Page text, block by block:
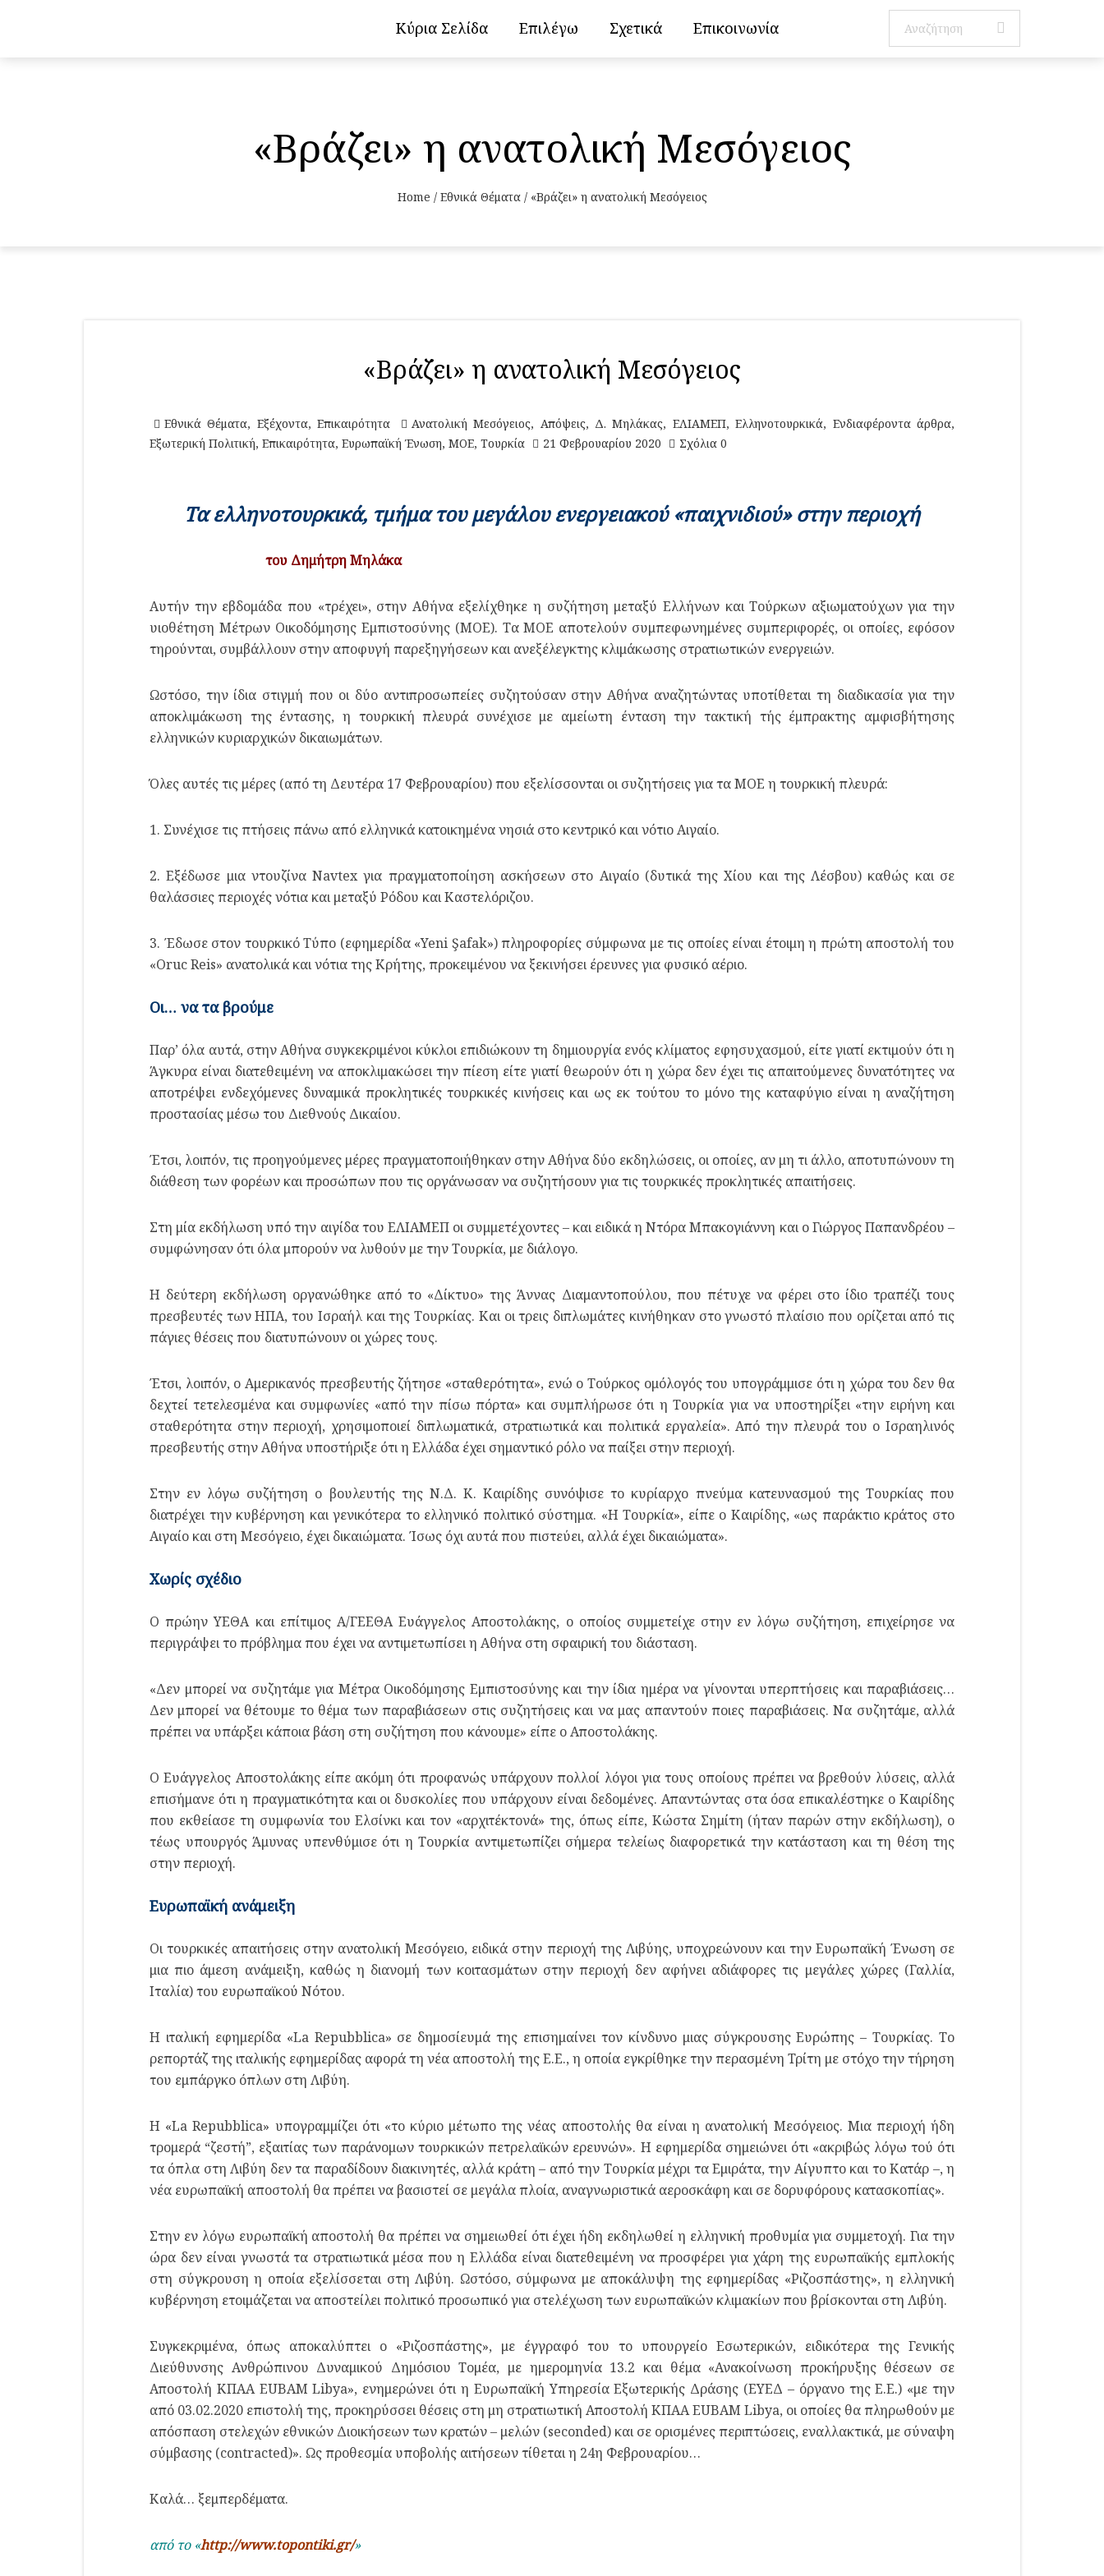
Κύρια Σελίδα Επιλέγω Σχετικά Επικοινωνία
«Βράζει» η ανατολική Μεσόγειος
Home / Εθνικά Θέματα / «Βράζει» η ανατολική Μεσόγειος
«Βράζει» η ανατολική Μεσόγειος
Εθνικά Θέματα, Εξέχοντα,Επικαιρότητα Ανατολική Μεσόγειος, Απόψεις, Δ. Μηλάκας, ΕΛΙΑΜΕΠ,Ελληνοτουρκικά, Ενδιαφέροντα άρθρα,
Εξωτερική Πολιτική, Επικαιρότητα, Ευρωπαϊκή Ένωση, ΜΟΕ, Τουρκία 21 Φεβρουαρίου 2020 Σχόλια 0
Τα ελληνοτουρκικά, τμήμα του μεγάλου ενεργειακού «παιχνιδιού» στην περιοχή
του Δημήτρη Μηλάκα
Αυτήν την εβδομάδα που «τρέχει», στην Αθήνα εξελίχθηκε η συζήτηση μεταξύ Ελλήνων και Τούρκων αξιωματούχων για την
υιοθέτηση Μέτρων Οικοδόμησης Εμπιστοσύνης (ΜΟΕ). Τα ΜΟΕ αποτελούν συμπεφωνημένες συμπεριφορές, οι οποίες, εφόσον
τηρούνται, συμβάλλουν στην αποφυγή παρεξηγήσεων και ανεξέλεγκτης κλιμάκωσης στρατιωτικών ενεργειών.
Ωστόσο, την ίδια στιγμή που οι δύο αντιπροσωπείες συζητούσαν στην Αθήνα αναζητώντας υποτίθεται τη διαδικασία για την
αποκλιμάκωση της έντασης, η τουρκική πλευρά συνέχισε με αμείωτη ένταση την τακτική τής έμπρακτης αμφισβήτησης
ελληνικών κυριαρχικών δικαιωμάτων.
Όλες αυτές τις μέρες (από τη Δευτέρα 17 Φεβρουαρίου) που εξελίσσονται οι συζητήσεις για τα ΜΟΕ η τουρκική πλευρά:
1. Συνέχισε τις πτήσεις πάνω από ελληνικά κατοικημένα νησιά στο κεντρικό και νότιο Αιγαίο.
2. Εξέδωσε μια ντουζίνα Νavtex για πραγματοποίηση ασκήσεων στο Αιγαίο (δυτικά της Χίου και της Λέσβου) καθώς και σε
θαλάσσιες περιοχές νότια και μεταξύ Ρόδου και Καστελόριζου.
3. Έδωσε στον τουρκικό Τύπο (εφημερίδα «Yeni Şafak») πληροφορίες σύμφωνα με τις οποίες είναι έτοιμη η πρώτη αποστολή του
«Oruc Reis» ανατολικά και νότια της Κρήτης, προκειμένου να ξεκινήσει έρευνες για φυσικό αέριο.
Οι… να τα βρούμε
Παρ’ όλα αυτά, στην Αθήνα συγκεκριμένοι κύκλοι επιδιώκουν τη δημιουργία ενός κλίματος εφησυχασμού, είτε γιατί εκτιμούν ότι η
Άγκυρα είναι διατεθειμένη να αποκλιμακώσει την πίεση είτε γιατί θεωρούν ότι η χώρα δεν έχει τις απαιτούμενες δυνατότητες να
αποτρέψει ενδεχόμενες δυναμικά προκλητικές τουρκικές κινήσεις και ως εκ τούτου το μόνο της καταφύγιο είναι η αναζήτηση
προστασίας μέσω του Διεθνούς Δικαίου.
Έτσι, λοιπόν, τις προηγούμενες μέρες πραγματοποιήθηκαν στην Αθήνα δύο εκδηλώσεις, οι οποίες, αν μη τι άλλο, αποτυπώνουν τη
διάθεση των φορέων και προσώπων που τις οργάνωσαν να συζητήσουν για τις τουρκικές προκλητικές απαιτήσεις.
Στη μία εκδήλωση υπό την αιγίδα του ΕΛΙΑΜΕΠ οι συμμετέχοντες – και ειδικά η Ντόρα Μπακογιάννη και ο Γιώργος Παπανδρέου –
συμφώνησαν ότι όλα μπορούν να λυθούν με την Τουρκία, με διάλογο.
Η δεύτερη εκδήλωση οργανώθηκε από το «Δίκτυο» της Άννας Διαμαντοπούλου, που πέτυχε να φέρει στο ίδιο τραπέζι τους
πρεσβευτές των ΗΠΑ, του Ισραήλ και της Τουρκίας. Και οι τρεις διπλωμάτες κινήθηκαν στο γνωστό πλαίσιο που ορίζεται από τις
πάγιες θέσεις που διατυπώνουν οι χώρες τους.
Έτσι, λοιπόν, ο Αμερικανός πρεσβευτής ζήτησε «σταθερότητα», ενώ ο Τούρκος ομόλογός του υπογράμμισε ότι η χώρα του δεν θα
δεχτεί τετελεσμένα και συμφωνίες «από την πίσω πόρτα» και συμπλήρωσε ότι η Τουρκία για να υποστηρίξει «την ειρήνη και
σταθερότητα στην περιοχή, χρησιμοποιεί διπλωματικά, στρατιωτικά και πολιτικά εργαλεία». Από την πλευρά του ο Ισραηλινός
πρεσβευτής στην Αθήνα υποστήριξε ότι η Ελλάδα έχει σημαντικό ρόλο να παίξει στην περιοχή.
Στην εν λόγω συζήτηση ο βουλευτής της Ν.Δ. Κ. Καιρίδης συνόψισε το κυρίαρχο πνεύμα κατευνασμού της Τουρκίας που
διατρέχει την κυβέρνηση και γενικότερα το ελληνικό πολιτικό σύστημα. «Η Τουρκία», είπε ο Καιρίδης, «ως παράκτιο κράτος στο
Αιγαίο και στη Μεσόγειο, έχει δικαιώματα. Ίσως όχι αυτά που πιστεύει, αλλά έχει δικαιώματα».
Χωρίς σχέδιο
Ο πρώην ΥΕΘΑ και επίτιμος Α/ΓΕΕΘΑ Ευάγγελος Αποστολάκης, ο οποίος συμμετείχε στην εν λόγω συζήτηση, επιχείρησε να
περιγράψει το πρόβλημα που έχει να αντιμετωπίσει η Αθήνα στη σφαιρική του διάσταση.
«Δεν μπορεί να συζητάμε για Μέτρα Οικοδόμησης Εμπιστοσύνης και την ίδια ημέρα να γίνονται υπερπτήσεις και παραβιάσεις…
Δεν μπορεί να θέτουμε το θέμα των παραβιάσεων στις συζητήσεις και να μας απαντούν ποιες παραβιάσεις. Να συζητάμε, αλλά
πρέπει να υπάρξει κάποια βάση στη συζήτηση που κάνουμε» είπε ο Αποστολάκης.
Ο Ευάγγελος Αποστολάκης είπε ακόμη ότι προφανώς υπάρχουν πολλοί λόγοι για τους οποίους πρέπει να βρεθούν λύσεις, αλλά
επισήμανε ότι η πραγματικότητα και οι δυσκολίες που υπάρχουν είναι δεδομένες. Απαντώντας στα όσα επικαλέστηκε ο Καιρίδης
που εκθείασε τη συμφωνία του Ελσίνκι και τον «αρχιτέκτονά» της, όπως είπε, Κώστα Σημίτη (ήταν παρών στην εκδήλωση), ο
τέως υπουργός Άμυνας υπενθύμισε ότι η Τουρκία αντιμετωπίζει σήμερα τελείως διαφορετικά την κατάσταση και τη θέση της
στην περιοχή.
Ευρωπαϊκή ανάμειξη
Οι τουρκικές απαιτήσεις στην ανατολική Μεσόγειο, ειδικά στην περιοχή της Λιβύης, υποχρεώνουν και την Ευρωπαϊκή Ένωση σε
μια πιο άμεση ανάμειξη, καθώς η διανομή των κοιτασμάτων στην περιοχή δεν αφήνει αδιάφορες τις μεγάλες χώρες (Γαλλία,
Ιταλία) του ευρωπαϊκού Νότου.
Η ιταλική εφημερίδα «La Repubblica» σε δημοσίευμά της επισημαίνει τον κίνδυνο μιας σύγκρουσης Ευρώπης – Τουρκίας. Το
ρεπορτάζ της ιταλικής εφημερίδας αφορά τη νέα αποστολή της Ε.Ε., η οποία εγκρίθηκε την περασμένη Τρίτη με στόχο την τήρηση
του εμπάργκο όπλων στη Λιβύη.
Η «La Repubblica» υπογραμμίζει ότι «το κύριο μέτωπο της νέας αποστολής θα είναι η ανατολική Μεσόγειος. Μια περιοχή ήδη
τρομερά “ζεστή”, εξαιτίας των παράνομων τουρκικών πετρελαϊκών ερευνών». Η εφημερίδα σημειώνει ότι «ακριβώς λόγω τού ότι
τα όπλα στη Λιβύη δεν τα παραδίδουν διακινητές, αλλά κράτη – από την Τουρκία μέχρι τα Εμιράτα, την Αίγυπτο και το Κατάρ –, η
νέα ευρωπαϊκή αποστολή θα πρέπει να βασιστεί σε μεγάλα πλοία, αναγνωριστικά αεροσκάφη και σε δορυφόρους κατασκοπίας».
Στην εν λόγω ευρωπαϊκή αποστολή θα πρέπει να σημειωθεί ότι έχει ήδη εκδηλωθεί η ελληνική προθυμία για συμμετοχή. Για την
ώρα δεν είναι γνωστά τα στρατιωτικά μέσα που η Ελλάδα είναι διατεθειμένη να προσφέρει για χάρη της ευρωπαϊκής εμπλοκής
στη σύγκρουση η οποία εξελίσσεται στη Λιβύη. Ωστόσο, σύμφωνα με αποκάλυψη της εφημερίδας «Ριζοσπάστης», η ελληνική
κυβέρνηση ετοιμάζεται να αποστείλει πολιτικό προσωπικό για στελέχωση των ευρωπαϊκών κλιμακίων που βρίσκονται στη Λιβύη.
Συγκεκριμένα, όπως αποκαλύπτει ο «Ριζοσπάστης», με έγγραφό του το υπουργείο Εσωτερικών, ειδικότερα της Γενικής
Διεύθυνσης Ανθρώπινου Δυναμικού Δημόσιου Τομέα, με ημερομηνία 13.2 και θέμα «Ανακοίνωση προκήρυξης θέσεων σε
Αποστολή ΚΠΑΑ EUBAM Libya», ενημερώνει ότι η Ευρωπαϊκή Υπηρεσία Εξωτερικής Δράσης (ΕΥΕΔ – όργανο της Ε.Ε.) «με την
από 03.02.2020 επιστολή της, προκηρύσσει θέσεις στη μη στρατιωτική Αποστολή ΚΠΑΑ EUBAM Libya, οι οποίες θα πληρωθούν με
απόσπαση στελεχών εθνικών Διοικήσεων των κρατών – μελών (seconded) και σε ορισμένες περιπτώσεις, εναλλακτικά, με σύναψη
σύμβασης (contracted)». Ως προθεσμία υποβολής αιτήσεων τίθεται η 24η Φεβρουαρίου…
Καλά… ξεμπερδέματα.
από το «http://www.topontiki.gr/»